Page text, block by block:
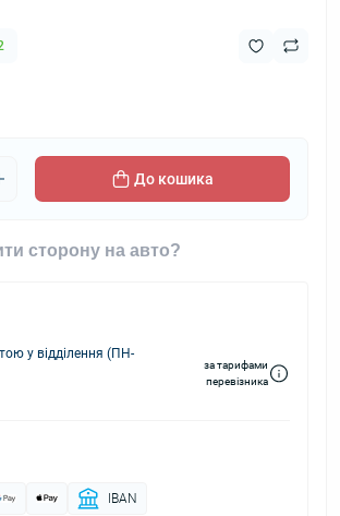
До кошика
сторону на авто?
у відділення (ПН-
за тарифами
перевізника
IBAN